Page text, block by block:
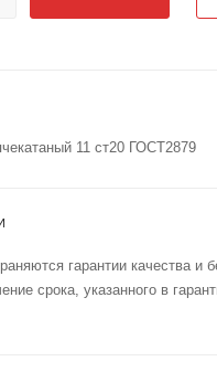
11 ст20 ГОСТ2879
гарантии качества и
срока, указанного в